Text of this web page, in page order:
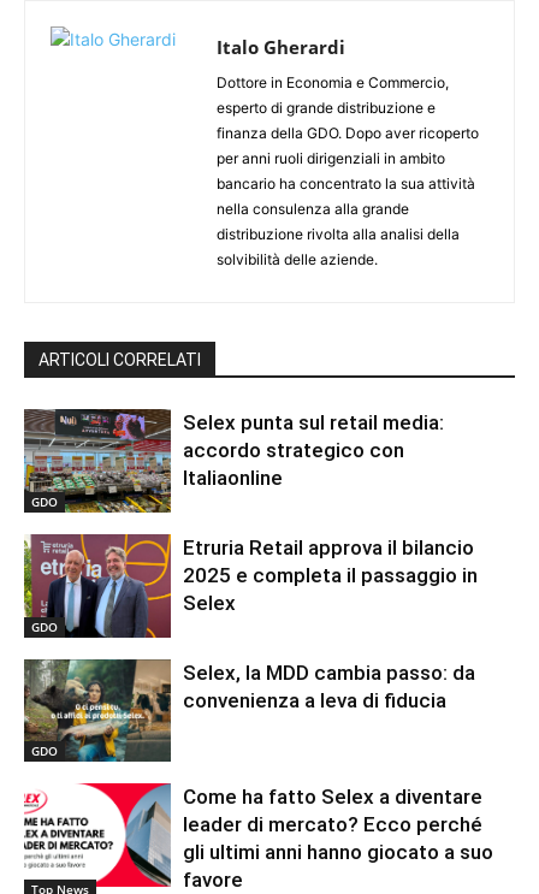
Italo Gherardi
Dottore in Economia e Commercio,
esperto di grande distribuzione e
finanza della GDO. Dopo aver ricoperto
per anni ruoli dirigenziali in ambito
bancario ha concentrato la sua attività
nella consulenza alla grande
distribuzione rivolta alla analisi della
solvibilità delle aziende.
ARTICOLI CORRELATI
GDO
Selex punta sul retail media:
accordo strategico con
Italiaonline
GDO
Etruria Retail approva il bilancio
2025 e completa il passaggio in
Selex
GDO
Selex, la MDD cambia passo: da
convenienza a leva di fiducia
Top News
Come ha fatto Selex a diventare
leader di mercato? Ecco perché
gli ultimi anni hanno giocato a suo
favore